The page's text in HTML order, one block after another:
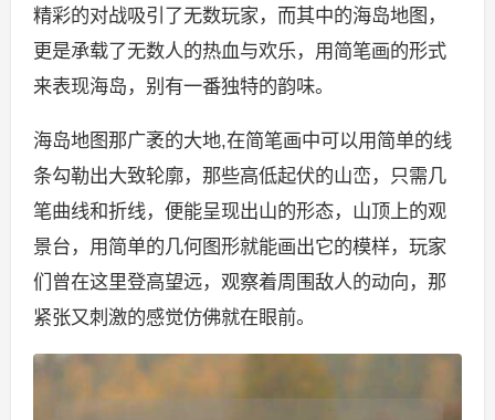
精彩的对战吸引了无数玩家，而其中的海岛地图，
更是承载了无数人的热血与欢乐，用简笔画的形式
来表现海岛，别有一番独特的韵味。
海岛地图那广袤的大地,在简笔画中可以用简单的线
条勾勒出大致轮廓，那些高低起伏的山峦，只需几
笔曲线和折线，便能呈现出山的形态，山顶上的观
景台，用简单的几何图形就能画出它的模样，玩家
们曾在这里登高望远，观察着周围敌人的动向，那
紧张又刺激的感觉仿佛就在眼前。